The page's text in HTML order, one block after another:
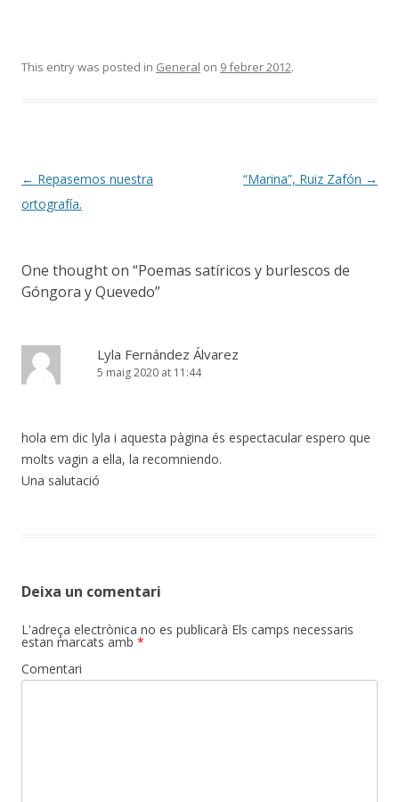
This entry was posted in General on 9 febrer 2012.
Post
navigation
← Repasemos nuestra
ortografía.
“Marina”, Ruiz Zafón →
One thought on “Poemas satíricos y burlescos de
Góngora y Quevedo”
Lyla Fernández Álvarez
5 maig 2020 at 11:44
hola em dic lyla i aquesta pàgina és espectacular espero que
molts vagin a ella, la recomniendo.
Una salutació
Deixa un comentari
L'adreça electrònica no es publicarà Els camps necessaris
estan marcats amb *
Comentari